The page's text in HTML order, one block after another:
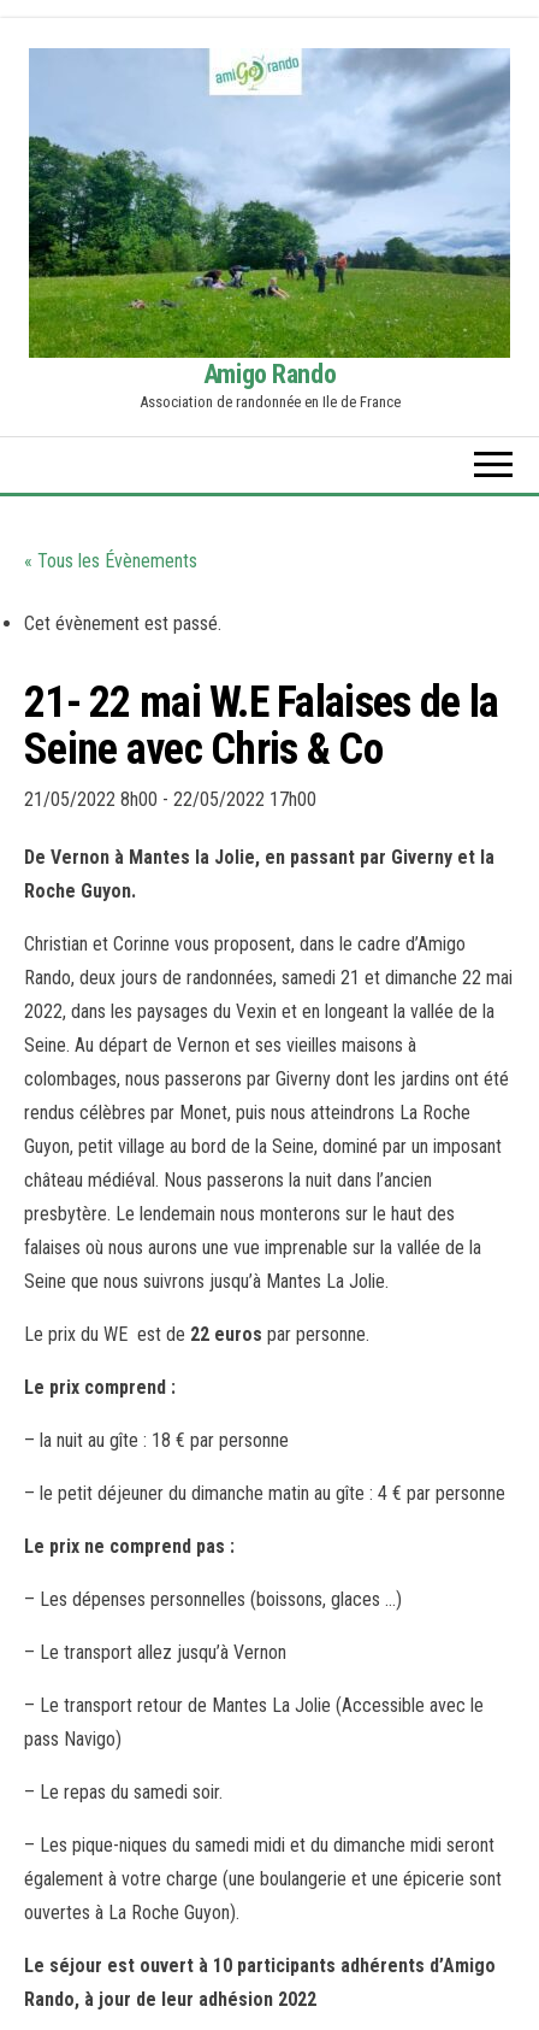
content
Amigo Rando
Association de randonnée en Ile de France
« Tous les Évènements
Cet évènement est passé.
21- 22 mai W.E Falaises de la
Seine avec Chris & Co
21/05/2022 8h00 - 22/05/2022 17h00
De Vernon à Mantes la Jolie, en passant par Giverny et la
Roche Guyon.
Christian et Corinne vous proposent, dans le cadre d’Amigo
Rando, deux jours de randonnées, samedi 21 et dimanche 22 mai
2022, dans les paysages du Vexin et en longeant la vallée de la
Seine. Au départ de Vernon et ses vieilles maisons à
colombages, nous passerons par Giverny dont les jardins ont été
rendus célèbres par Monet, puis nous atteindrons La Roche
Guyon, petit village au bord de la Seine, dominé par un imposant
château médiéval. Nous passerons la nuit dans l’ancien
presbytère. Le lendemain nous monterons sur le haut des
falaises où nous aurons une vue imprenable sur la vallée de la
Seine que nous suivrons jusqu’à Mantes La Jolie.
Le prix du WE est de 22 euros par personne.
Le prix comprend :
– la nuit au gîte : 18 € par personne
– le petit déjeuner du dimanche matin au gîte : 4 € par personne
Le prix ne comprend pas :
– Les dépenses personnelles (boissons, glaces …)
– Le transport allez jusqu’à Vernon
– Le transport retour de Mantes La Jolie (Accessible avec le
pass Navigo)
– Le repas du samedi soir.
– Les pique-niques du samedi midi et du dimanche midi seront
également à votre charge (une boulangerie et une épicerie sont
ouvertes à La Roche Guyon).
Le séjour est ouvert à 10 participants adhérents d’Amigo
Rando, à jour de leur adhésion 2022